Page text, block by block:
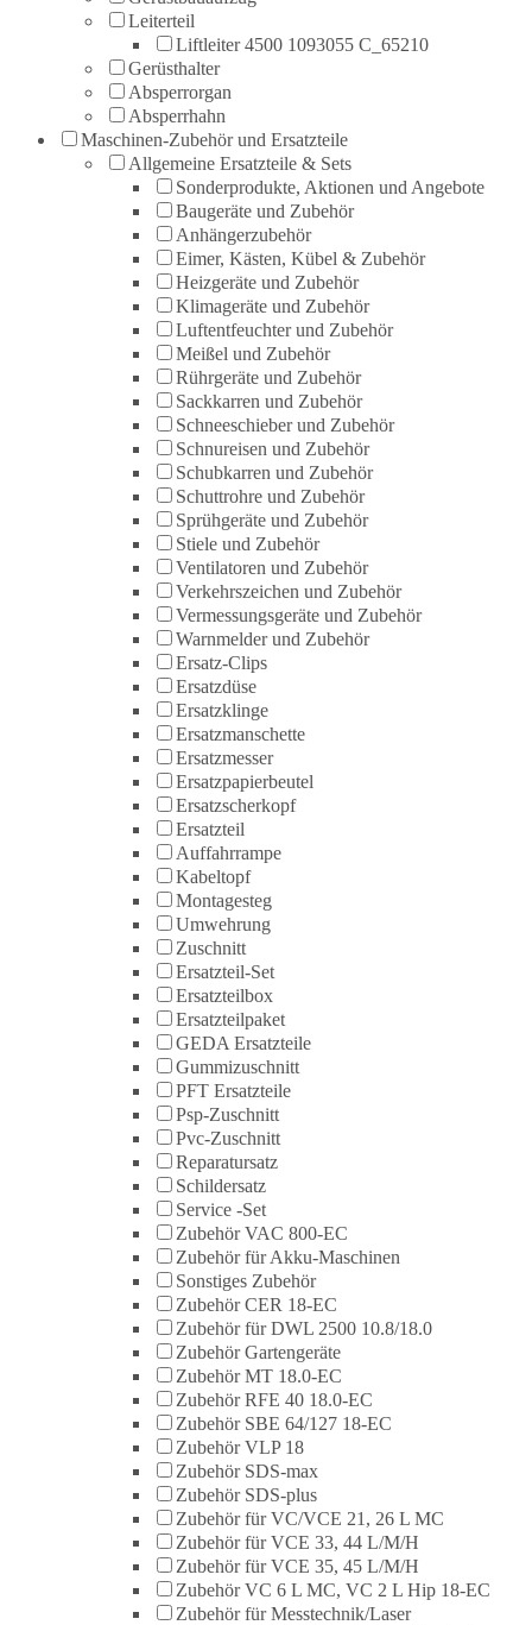
Leiterteil
Liftleiter 4500 1093055 C_65210
Gerüsthalter
Absperrorgan
Absperrhahn
Maschinen-Zubehör und Ersatzteile
Allgemeine Ersatzteile & Sets
Sonderprodukte, Aktionen und Angebote
Baugeräte und Zubehör
Anhängerzubehör
Eimer, Kästen, Kübel & Zubehör
Heizgeräte und Zubehör
Klimageräte und Zubehör
Luftentfeuchter und Zubehör
Meißel und Zubehör
Rührgeräte und Zubehör
Sackkarren und Zubehör
Schneeschieber und Zubehör
Schnureisen und Zubehör
Schubkarren und Zubehör
Schuttrohre und Zubehör
Sprühgeräte und Zubehör
Stiele und Zubehör
Ventilatoren und Zubehör
Verkehrszeichen und Zubehör
Vermessungsgeräte und Zubehör
Warnmelder und Zubehör
Ersatz-Clips
Ersatzdüse
Ersatzklinge
Ersatzmanschette
Ersatzmesser
Ersatzpapierbeutel
Ersatzscherkopf
Ersatzteil
Auffahrrampe
Kabeltopf
Montagesteg
Umwehrung
Zuschnitt
Ersatzteil-Set
Ersatzteilbox
Ersatzteilpaket
GEDA Ersatzteile
Gummizuschnitt
PFT Ersatzteile
Psp-Zuschnitt
Pvc-Zuschnitt
Reparatursatz
Schildersatz
Service -Set
Zubehör VAC 800-EC
Zubehör für Akku-Maschinen
Sonstiges Zubehör
Zubehör CER 18-EC
Zubehör für DWL 2500 10.8/18.0
Zubehör Gartengeräte
Zubehör MT 18.0-EC
Zubehör RFE 40 18.0-EC
Zubehör SBE 64/127 18-EC
Zubehör VLP 18
Zubehör SDS-max
Zubehör SDS-plus
Zubehör für VC/VCE 21, 26 L MC
Zubehör für VCE 33, 44 L/M/H
Zubehör für VCE 35, 45 L/M/H
Zubehör VC 6 L MC, VC 2 L Hip 18-EC
Zubehör für Messtechnik/Laser